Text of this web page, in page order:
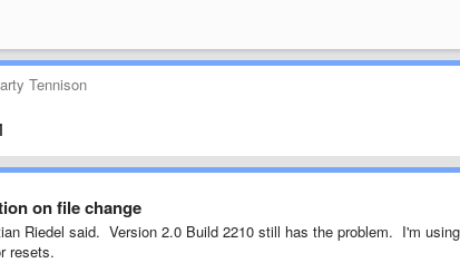
Tennison
on file change
Riedel said. Version 2.0 Build 2210 still has the problem. I'm
resets.